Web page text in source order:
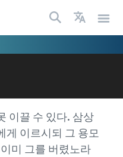
이끌 수 있다. 삼상
게 이르시되 그 용모
미 그를 버렸노라